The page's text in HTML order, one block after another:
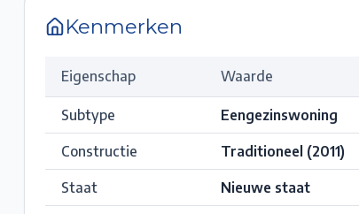
Kenmerken
Eigenschap Waarde
Subtype Eengezinswoning
Constructie Traditioneel (2011)
Staat Nieuwe staat